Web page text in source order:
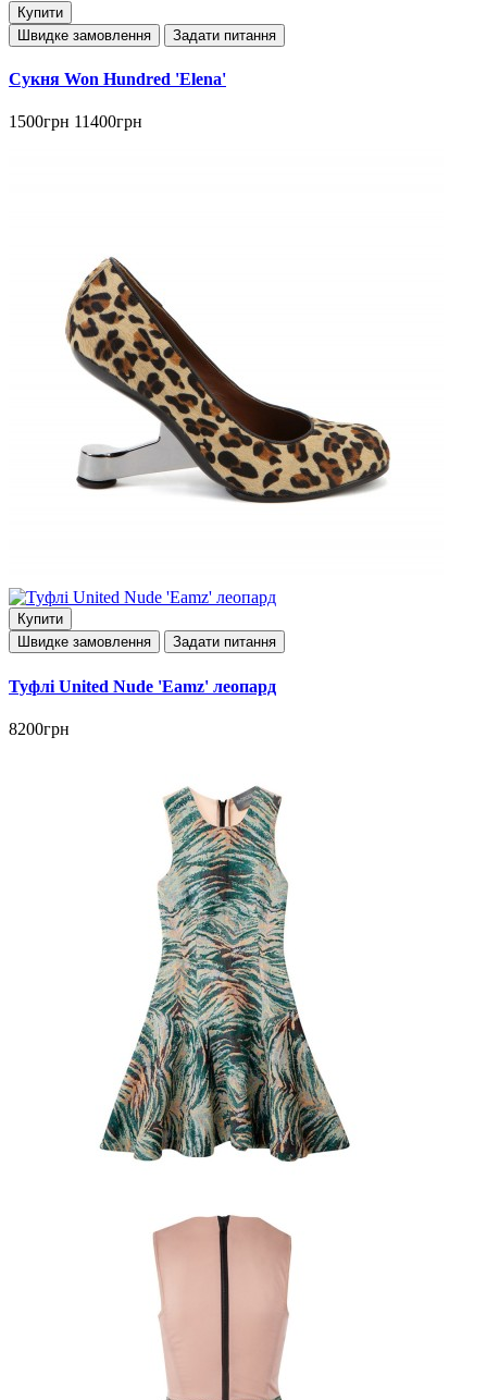
Купити
Швидке замовлення
Задати питання
Сукня Won Hundred 'Elena'
1500грн 11400грн
Купити
Швидке замовлення
Задати питання
Туфлі United Nude 'Eamz' леопард
8200грн